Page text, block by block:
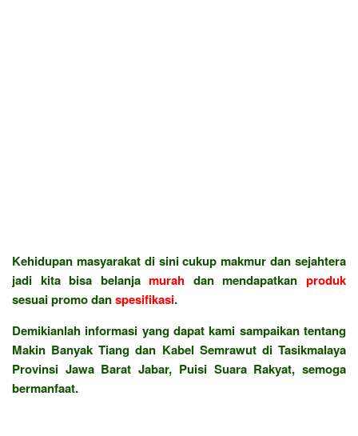
Kehidupan masyarakat di sini cukup makmur dan sejahtera
jadi kita bisa belanjamurah dan mendapatkanproduk
sesuai promo danspesifikasi.
Demikianlah informasi yang dapat kami sampaikan tentang
Makin Banyak Tiang dan Kabel Semrawut di Tasikmalaya
Provinsi Jawa Barat Jabar, Puisi Suara Rakyat, semoga
bermanfaat.